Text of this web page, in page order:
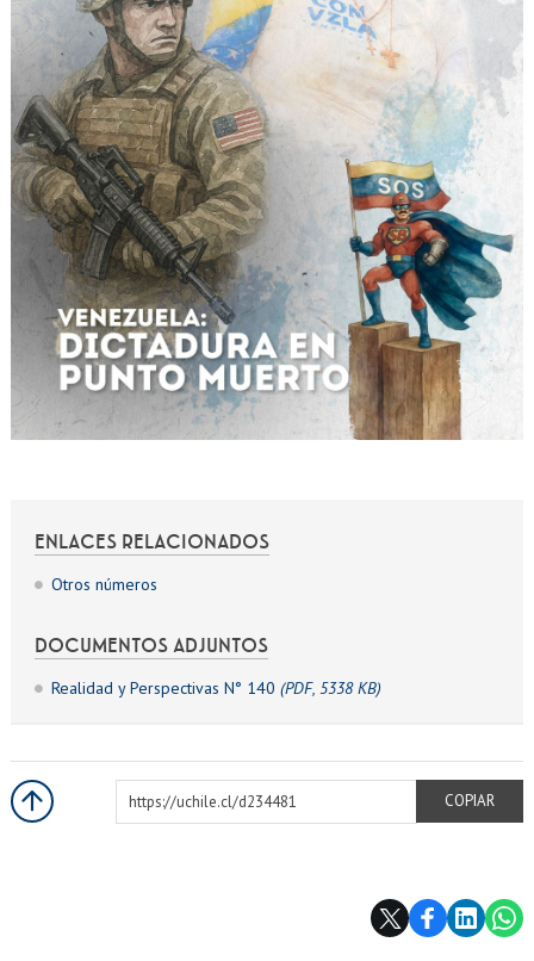
ENLACES RELACIONADOS
Otros números
DOCUMENTOS ADJUNTOS
Realidad y Perspectivas N° 140 (PDF, 5338 KB)
https://uchile.cl/d234481
COPIAR